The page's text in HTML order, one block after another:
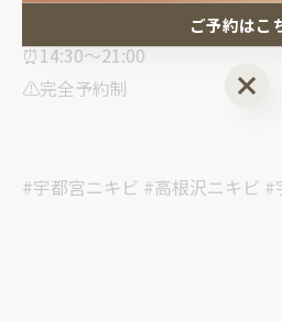
⏰14:30〜21:00
⚠️完全予約制
#宇都宮ニキビ #高根沢ニキビ #
ご予約はこ
ご予約はこ